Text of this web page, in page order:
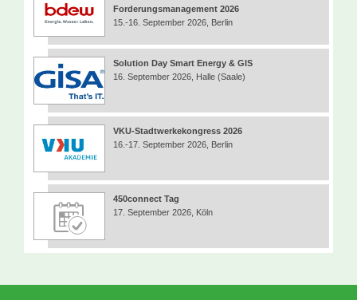
Forderungsmanagement 2026
15.-16. September 2026, Berlin
Solution Day Smart Energy & GIS
16. September 2026, Halle (Saale)
VKU-Stadtwerkekongress 2026
16.-17. September 2026, Berlin
450connect Tag
17. September 2026, Köln